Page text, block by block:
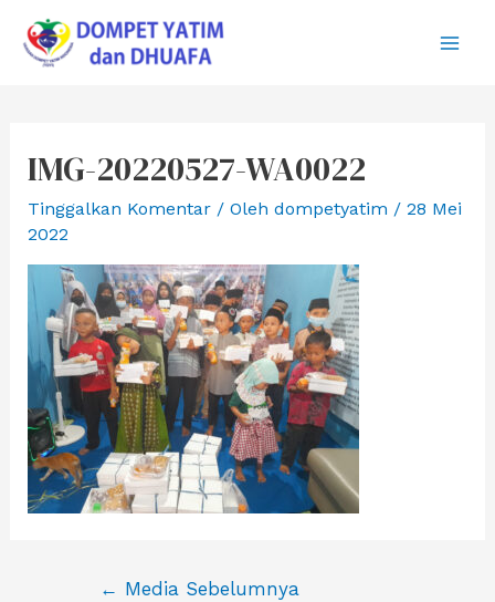
konten
IMG-20220527-WA0022
Tinggalkan Komentar / Oleh dompetyatim / 28 Mei
2022
Navigasi
← Media Sebelumnya